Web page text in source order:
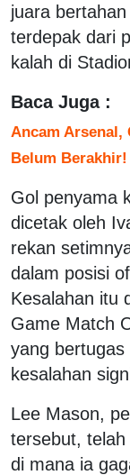
juara
terdepak dari
kalah di
Baca Juga :
Ancam
Belum Berakhir!
Gol penyama
dicetak oleh
rekan
dalam posisi
Kesalahan itu
Game Match
yang bertugas
kesalahan
Lee Mason,
tersebut,
di mana ia